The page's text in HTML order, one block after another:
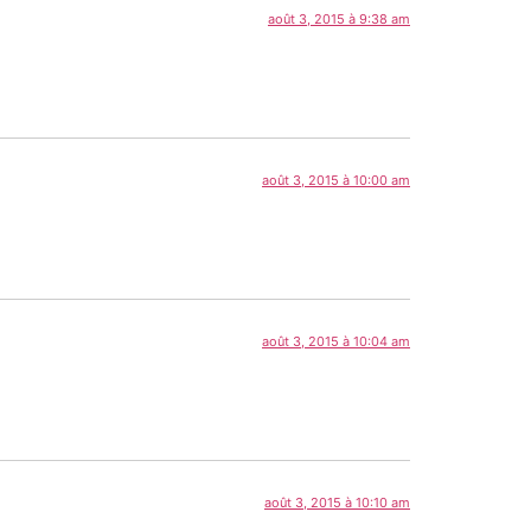
août 3, 2015 à 9:38 am
août 3, 2015 à 10:00 am
août 3, 2015 à 10:04 am
août 3, 2015 à 10:10 am